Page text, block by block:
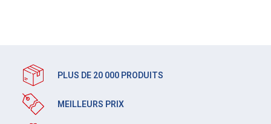
PLUS DE 20 000 PRODUITS
MEILLEURS PRIX